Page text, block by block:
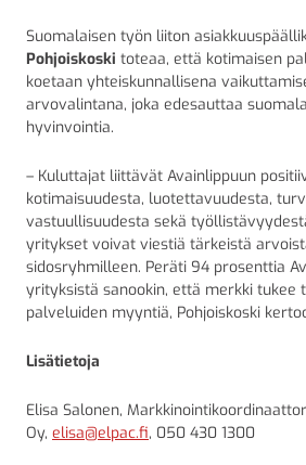
Suomalaisen työn liiton
Pohjoiskoski toteaa, että kotimaisen
koetaan yhteiskunnallisena
arvovalintana, joka edesauttaa
hyvinvointia.
– Kuluttajat liittävät Avainlippuun
kotimaisuudesta, luotettavuudesta,
vastuullisuudesta sekä
yritykset voivat viestiä tärkeistä
sidosryhmilleen. Peräti 94 prosenttia
yrityksistä sanookin, että merkki tukee
palveluiden myyntiä, Pohjoiskoski
Lisätietoja
Elisa Salonen,
Oy, elisa@elpac.fi, 050 430 1300